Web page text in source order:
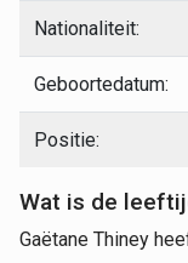
Nationaliteit:
Geboortedatum:
Positie:
Wat is de
Gaëtane Thiney